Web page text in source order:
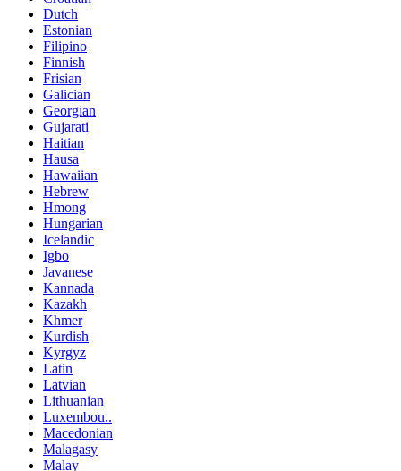
Dutch
Estonian
Filipino
Finnish
Frisian
Galician
Georgian
Gujarati
Haitian
Hausa
Hawaiian
Hebrew
Hmong
Hungarian
Icelandic
Igbo
Javanese
Kannada
Kazakh
Khmer
Kurdish
Kyrgyz
Latin
Latvian
Lithuanian
Luxembou..
Macedonian
Malagasy
Malay